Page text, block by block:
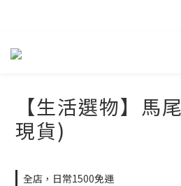
【生活選物】馬
現貨)
全店，日常1500免運